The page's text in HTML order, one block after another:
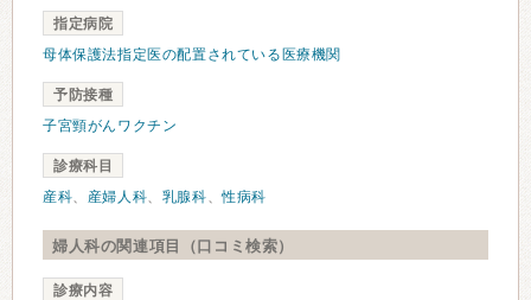
指定病院
母体保護法指定医の配置されている医療機関
予防接種
子宮頸がんワクチン
診療科目
産科、 産婦人科、 乳腺科、性病科
婦人科の関連項目（口コミ検索）
診療内容